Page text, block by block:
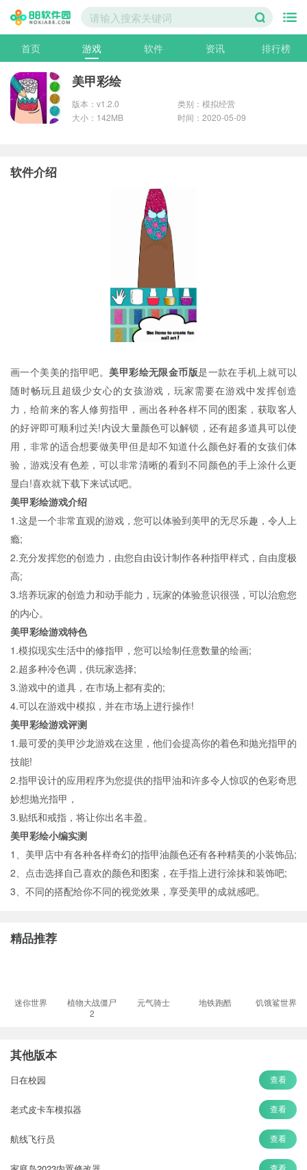
首页 游戏 软件 资讯 排行榜
美甲彩绘
版本：v1.2.0
类别：模拟经营
大小：142MB
时间：2020-05-09
软件介绍
画一个美美的指甲吧。美甲彩绘无限金币版是一款在手机上就可以
随时畅玩且超级少女心的女孩游戏，玩家需要在游戏中发挥创造
力，给前来的客人修剪指甲，画出各种各样不同的图案，获取客人
的好评即可顺利过关!内设大量颜色可以解锁，还有超多道具可以使
用，非常的适合想要做美甲但是却不知道什么颜色好看的女孩们体
验，游戏没有色差，可以非常清晰的看到不同颜色的手上涂什么更
显白!喜欢就下载下来试试吧。
美甲彩绘游戏介绍
1.这是一个非常直观的游戏，您可以体验到美甲的无尽乐趣，令人上
瘾;
2.充分发挥您的创造力，由您自由设计制作各种指甲样式，自由度极
高;
3.培养玩家的创造力和动手能力，玩家的体验意识很强，可以治愈您
的内心。
美甲彩绘游戏特色
1.模拟现实生活中的修指甲，您可以绘制任意数量的绘画;
2.超多种冷色调，供玩家选择;
3.游戏中的道具，在市场上都有卖的;
4.可以在游戏中模拟，并在市场上进行操作!
美甲彩绘游戏评测
1.最可爱的美甲沙龙游戏在这里，他们会提高你的着色和抛光指甲的
技能!
2.指甲设计的应用程序为您提供的指甲油和许多令人惊叹的色彩奇思
妙想抛光指甲，
3.贴纸和戒指，将让你出名丰盈。
美甲彩绘小编实测
1、美甲店中有各种各样奇幻的指甲油颜色还有各种精美的小装饰品;
2、点击选择自己喜欢的颜色和图案，在手指上进行涂抹和装饰吧;
3、不同的搭配给你不同的视觉效果，享受美甲的成就感吧。
精品推荐
迷你世界
植物大战僵尸
2
元气骑士 地铁跑酷 饥饿鲨世界
其他版本
日在校园 查看
老式皮卡车模拟器 查看
航线飞行员 查看
查看